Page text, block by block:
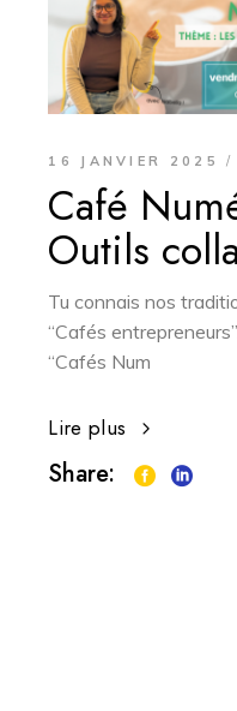
16 JANVIER 2025
Café
Outils
Tu connais nos
“Cafés
“Cafés Num
Lire plus
Share: